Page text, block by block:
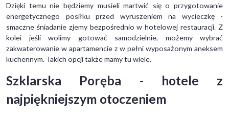
Dzięki temu nie będziemy musieli martwić się o przygotowanie
energetycznego posiłku przed wyruszeniem na wycieczkę -
smaczne śniadanie zjemy bezpośrednio w hotelowej restauracji. Z
kolei jeśli wolimy gotować samodzielnie, możemy wybrać
zakwaterowanie w apartamencie z w pełni wyposażonym aneksem
kuchennym. Takich opcji także mamy tu wiele.
Szklarska Poręba - hotele z
najpiękniejszym otoczeniem